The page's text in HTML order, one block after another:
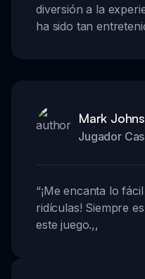
diversión a la
ha sido tan
Mark
Jugador
“¡Me encanta lo
ridículas! Siempre
este juego.,,